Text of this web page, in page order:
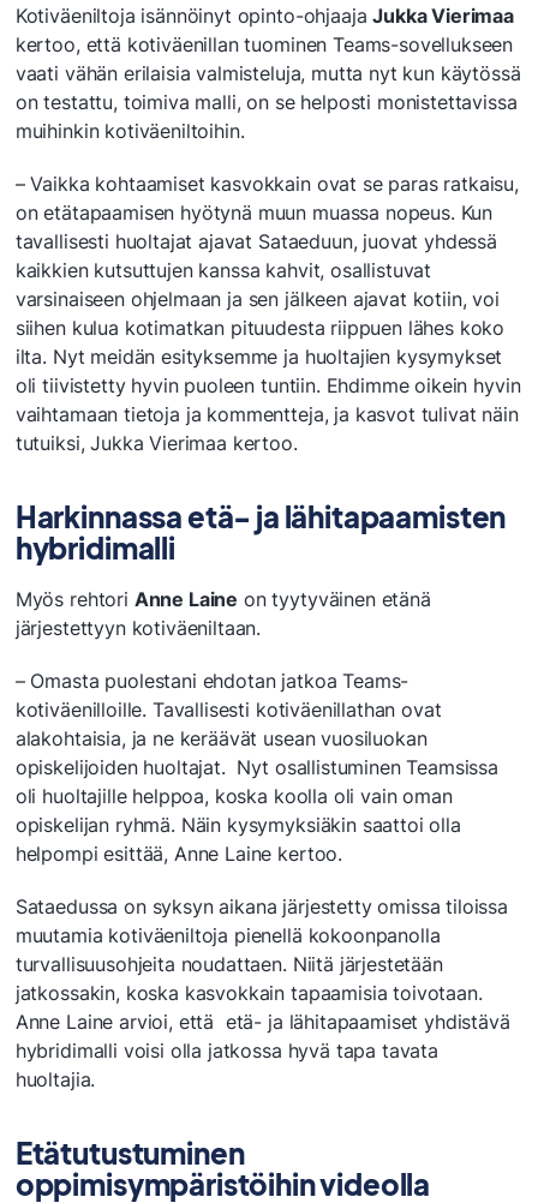
Kotiväeniltoja isännöinyt opinto-ohjaajaJukka Vierimaa
kertoo, että kotiväenillan tuominen Teams-sovellukseen
vaati vähän erilaisia valmisteluja, mutta nyt kun käytössä
on testattu, toimiva malli, on se helposti monistettavissa
muihinkin kotiväeniltoihin.
– Vaikka kohtaamiset kasvokkain ovat se paras ratkaisu,
on etätapaamisen hyötynä muun muassa nopeus. Kun
tavallisesti huoltajat ajavat Sataeduun, juovat yhdessä
kaikkien kutsuttujen kanssa kahvit, osallistuvat
varsinaiseen ohjelmaan ja sen jälkeen ajavat kotiin, voi
siihen kulua kotimatkan pituudesta riippuen lähes koko
ilta. Nyt meidän esityksemme ja huoltajien kysymykset
oli tiivistetty hyvin puoleen tuntiin. Ehdimme oikein hyvin
vaihtamaan tietoja ja kommentteja, ja kasvot tulivat näin
tutuiksi, Jukka Vierimaa kertoo.
Harkinnassa etä- ja lähitapaamisten
hybridimalli
Myös rehtori Anne Laine on tyytyväinen etänä
järjestettyyn kotiväeniltaan.
– Omasta puolestani ehdotan jatkoa Teams-
kotiväenilloille. Tavallisesti kotiväenillathan ovat
alakohtaisia, ja ne keräävät usean vuosiluokan
opiskelijoiden huoltajat. Nyt osallistuminen Teamsissa
oli huoltajille helppoa, koska koolla oli vain oman
opiskelijan ryhmä. Näin kysymyksiäkin saattoi olla
helpompi esittää, Anne Laine kertoo.
Sataedussa on syksyn aikana järjestetty omissa tiloissa
muutamia kotiväeniltoja pienellä kokoonpanolla
turvallisuusohjeita noudattaen. Niitä järjestetään
jatkossakin, koska kasvokkain tapaamisia toivotaan.
Anne Laine arvioi, että etä- ja lähitapaamiset yhdistävä
hybridimalli voisi olla jatkossa hyvä tapa tavata
huoltajia.
Etätutustuminen
oppimisympäristöihin videolla